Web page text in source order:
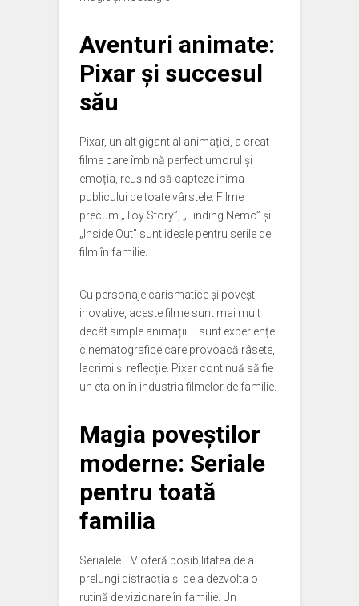
Aventuri animate:
Pixar și succesul
său
Pixar, un alt gigant al animației, a creat
filme care îmbină perfect umorul și
emoția, reușind să capteze inima
publicului de toate vârstele. Filme
precum „Toy Story”, „Finding Nemo” și
„Inside Out” sunt ideale pentru serile de
film în familie.
Cu personaje carismatice și povești
inovative, aceste filme sunt mai mult
decât simple animații – sunt experiențe
cinematografice care provoacă râsete,
lacrimi și reflecție. Pixar continuă să fie
un etalon în industria filmelor de familie.
Magia poveștilor
moderne: Seriale
pentru toată
familia
Serialele TV oferă posibilitatea de a
prelungi distracția și de a dezvolta o
rutină de vizionare în familie. Un